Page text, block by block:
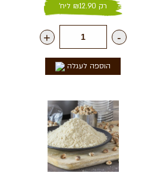
רק ₪12.90 ליח'
-
+
הוספה לעגלה